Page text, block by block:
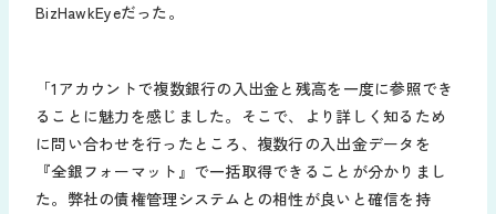
BizHawkEyeだった。
「1アカウントで複数銀行の入出金と残高を一度に参照でき
ることに魅力を感じました。そこで、より詳しく知るため
に問い合わせを行ったところ、複数行の入出金データを
『全銀フォーマット』で一括取得できることが分かりまし
た。弊社の債権管理システムとの相性が良いと確信を持